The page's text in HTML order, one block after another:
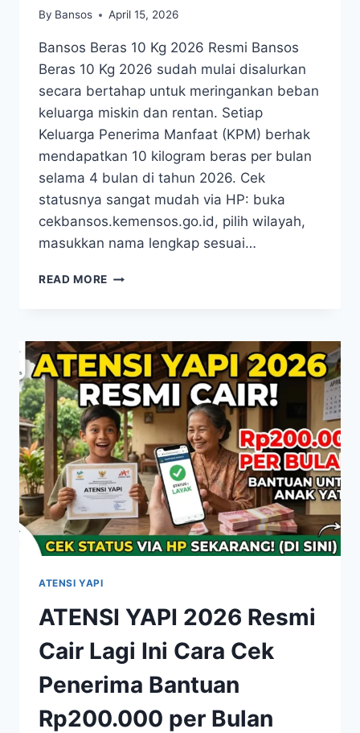
By Bansos April 15, 2026
Bansos Beras 10 Kg 2026 Resmi Bansos
Beras 10 Kg 2026 sudah mulai disalurkan
secara bertahap untuk meringankan beban
keluarga miskin dan rentan. Setiap
Keluarga Penerima Manfaat (KPM) berhak
mendapatkan 10 kilogram beras per bulan
selama 4 bulan di tahun 2026. Cek
statusnya sangat mudah via HP: buka
cekbansos.kemensos.go.id, pilih wilayah,
masukkan nama lengkap sesuai…
READ MORE BANSOS
2026
RESMI
DISALURKAN
INI
CARA
CEK
DAN
JADWAL
LENGKAP
ATENSI YAPI
ATENSI YAPI 2026 Resmi
Cair Lagi Ini Cara Cek
Penerima Bantuan
Rp200.000 per Bulan